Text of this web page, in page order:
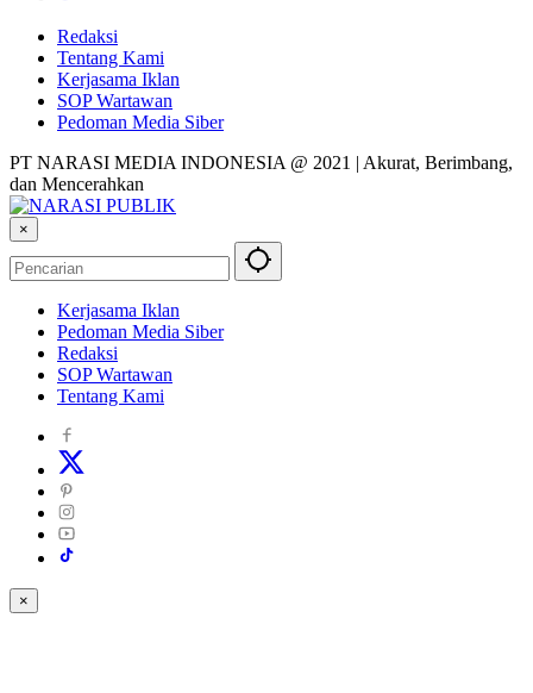
Redaksi
Tentang Kami
Kerjasama Iklan
SOP Wartawan
Pedoman Media Siber
PT NARASI MEDIA INDONESIA @ 2021 | Akurat, Berimbang,
dan Mencerahkan
×
Kerjasama Iklan
Pedoman Media Siber
Redaksi
SOP Wartawan
Tentang Kami
×